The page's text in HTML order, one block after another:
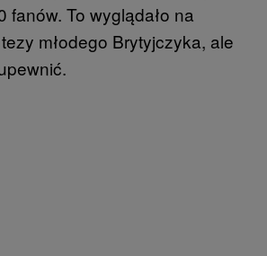
fanów. To wyglądało na
młodego Brytyjczyka, ale